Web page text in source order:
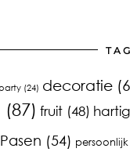
(24) decoratie
(87) fruit(48)
Pasen (54) persoonlijk